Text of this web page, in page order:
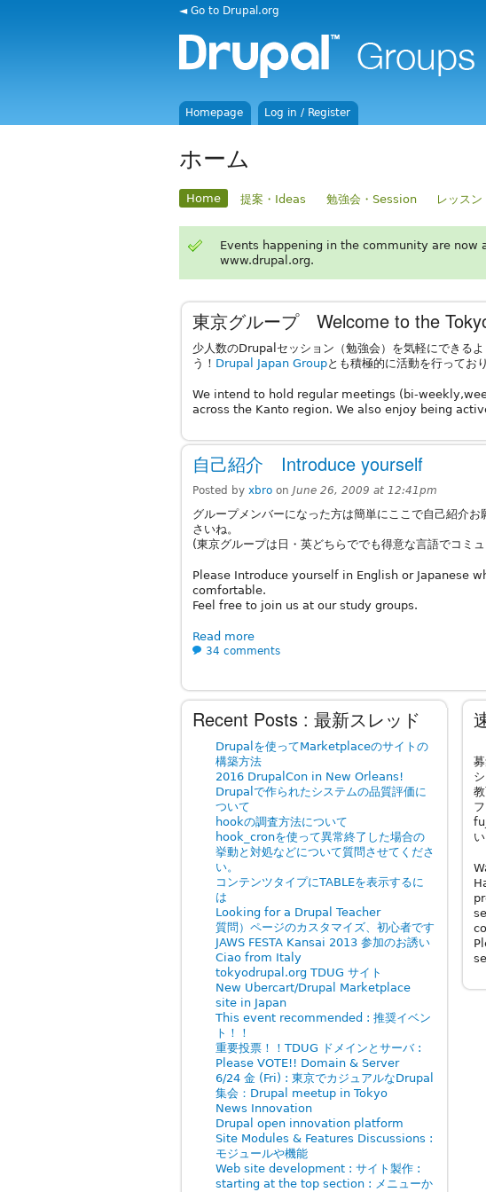
◄ Go to Drupal.org
Homepage Log in / Register
ホーム
Home 提案・Ideas 勉強会・Session レッス
Events happening in the community are now
www.drupal.org.
東京グループ Welcome to the
少人数のDrupalセッション（勉強会）を気軽にできる
う！ Drupal Japan Groupとも積極的に活動を行ってお
We intend to hold regular meetings (bi-
across the Kanto region. We also enjoy being
自己紹介 Introduce yourself
Posted by xbro on June 26, 2009 at 12:41pm
グループメンバーになった方は簡単にここで自己紹介
さいね。
(東京グループは日・英どちらででも得意な言語でコミ
Please Introduce yourself in English or Japanese
comfortable.
Feel free to join us at our study groups.
Read more
34 comments
Recent Posts : 最新スレッド
Drupalを使ってMarketplaceのサイトの
構築方法
2016 DrupalCon in New Orleans!
Drupalで作られたシステムの品質評価に
ついて
hookの調査方法について
hook_cronを使って異常終了した場合の
挙動と対処などについて質問させてくださ
い。
コンテンツタイプにTABLEを表示するに
は
Looking for a Drupal Teacher
質問）ページのカスタマイズ、初心者です
JAWS FESTA Kansai 2013 参加のお誘い
Ciao from Italy
tokyodrupal.org TDUG サイト
New Ubercart/Drupal Marketplace
site in Japan
This event recommended : 推奨イベン
ト！！
重要投票！！TDUG ドメインとサーバ :
Please VOTE!! Domain & Server
6/24 金 (Fri) : 東京でカジュアルなDrupal
集会：Drupal meetup in Tokyo
News Innovation
Drupal open innovation platform
Site Modules & Features Discussions :
モジュールや機能
Web site development : サイト製作 :
starting at the top section : メニューか